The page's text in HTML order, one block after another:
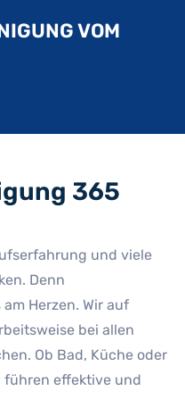
VOM
365
und viele
Denn
Herzen. Wir auf
bei allen
Ob Bad, Küche oder
führen effektive und